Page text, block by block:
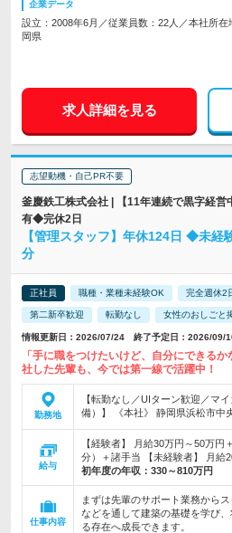
企業データ
設立：2008年6月／従業員数：22人／本社所在
岡県
求人詳細を見る
志望動機・自己PR不要
釜慶鉄工株式会社 | 【11年連続で黒字経
有◆完休2日
【管理スタッフ】年休124日 ◆未経
分
正社員 職種・業種未経験OK 完全週休2
第二新卒歓迎 転勤なし 女性のおしごと
情報更新日：2026/07/24 終了予定日：2026/09/
「手に職をつけたいけど、自分にできる
社した先輩も、今では第一線で活躍中！
勤務地
【転勤なし／UIターン歓迎／マ
備）】 《本社》 静岡県浜松市中
給与
【経験者】 月給30万円～50万円
分）＋諸手当 【未経験者】 月給
初年度の年収： 330～810万円
仕事内容
まずは先輩のサポート業務から
などを通して建築の基礎を学び
る存在へ成長できます。